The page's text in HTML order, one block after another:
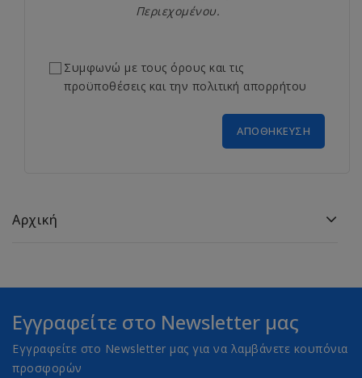
Περιεχομένου.
Συμφωνώ με τους όρους και τις
προϋποθέσεις και την πολιτική απορρήτου
ΑΠΟΘΉΚΕΥΣΗ
Αρχική
Εγγραφείτε στο Newsletter μας
Εγγραφείτε στο Newsletter μας για να λαμβάνετε κουπόνια
προσφορών